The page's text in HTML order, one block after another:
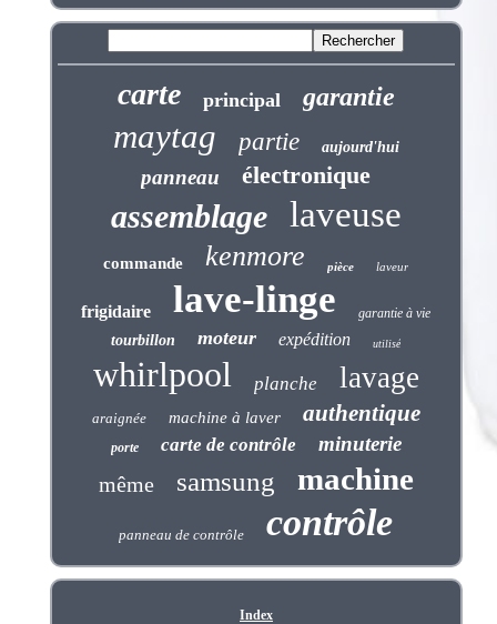
carte principal garantie
maytag partie aujourd'hui
panneau électronique
assemblage laveuse
commande kenmore pièce laveur
frigidaire lave-linge garantie à vie
tourbillon moteur expédition utilisé
whirlpool planche lavage
araignée machine à laver authentique
porte carte de contrôle minuterie
même samsung machine
panneau de contrôle contrôle
Index